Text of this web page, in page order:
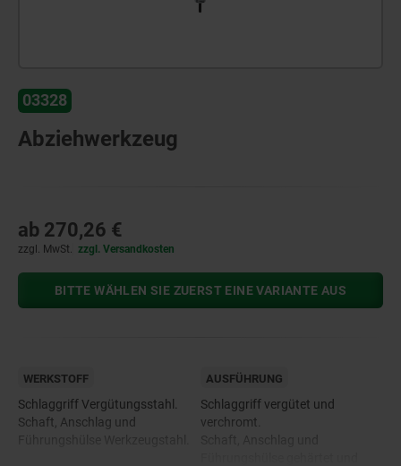
03328
Abziehwerkzeug
ab 270,26 €
zzgl. MwSt. zzgl. Versandkosten
BITTE WÄHLEN SIE ZUERST EINE VARIANTE AUS
WERKSTOFF
Schlaggriff Vergütungsstahl.
Schaft, Anschlag und
AUSFÜHRUNG
Schlaggriff vergütet und
verchromt.